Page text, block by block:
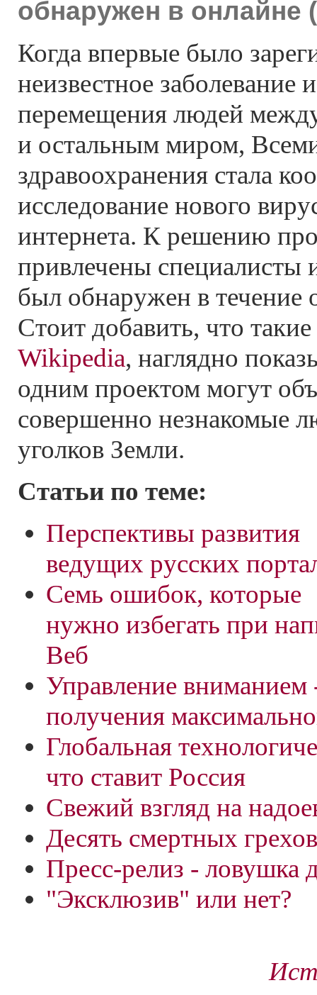
обнаружен в онлайне
Когда впервые было
неизвестное
перемещения людей
и остальным миром,
здравоохранения стала
исследование нового
интернета. К решению
привлечены специалисты
был обнаружен в течение
Стоит добавить, что
Wikipedia, наглядно
одним проектом могут
совершенно незнакомые
уголков Земли.
Статьи по теме:
Перспективы развития
ведущих русских
Семь ошибок, которые
нужно избегать при
Веб
Управление вниманием
получения
Глобальная
что ставит Россия
Свежий взгляд на
Десять смертных
Пресс-релиз - ловушка
"Эксклюзив" или нет?